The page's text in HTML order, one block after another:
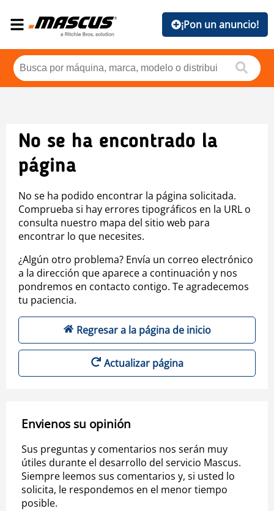
¡Pon un anuncio!
No se ha encontrado la
página
No se ha podido encontrar la página solicitada.
Comprueba si hay errores tipográficos en la URL o
consulta nuestro mapa del sitio web para
encontrar lo que necesites.
¿Algún otro problema? Envía un correo electrónico
a la dirección que aparece a continuación y nos
pondremos en contacto contigo. Te agradecemos
tu paciencia.
Regresar a la página de inicio
Actualizar página
Envienos su opinión
Sus preguntas y comentarios nos serán muy
útiles durante el desarrollo del servicio Mascus.
Siempre leemos sus comentarios y, si usted lo
solicita, le respondemos en el menor tiempo
posible.